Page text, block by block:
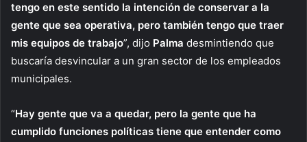
tengo en este sentido la intención de conservar a la
gente que sea operativa, pero también tengo que traer
mis equipos de trabajo”, dijo Palma desmintiendo que
buscaría desvincular a un gran sector de los empleados
municipales.
“Hay gente que va a quedar, pero la gente que ha
cumplido funciones políticas tiene que entender como